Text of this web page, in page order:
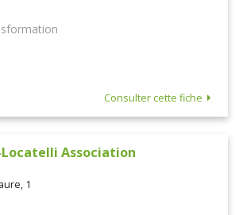
Consulter cette fiche
Association
1